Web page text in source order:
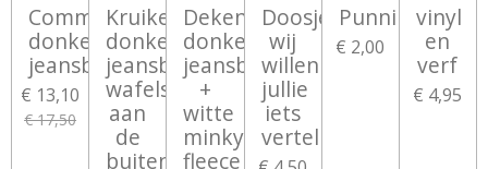
Commodemandje
donker
jeansblauw
€ 13,10
€ 17,50
Kruikenzak
donker
jeansblauw
wafelstof
aan
de
buitenkant
Dekentje
donker
jeansblauw
+
witte
minky
fleece
Doosje:
wij
willen
jullie
iets
vertellen
Punniknaam
€ 2,00
vinyl
en
verf
€ 4,95